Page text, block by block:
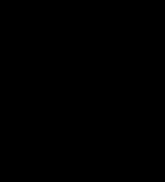
ещё что-то интересное!
понятный. После оформления пришло
видны. Доставка тоже не подвела,